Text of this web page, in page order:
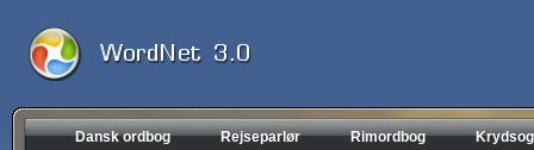
Dansk ordbog Rejseparlør Rimordbog